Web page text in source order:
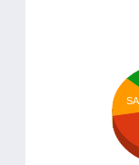
SA